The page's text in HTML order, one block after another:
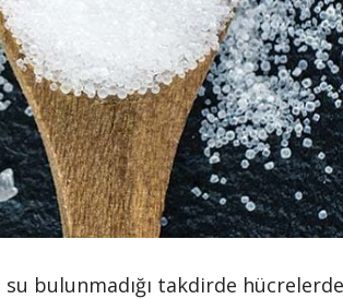
bulunmadığı takdirde hücrelerde